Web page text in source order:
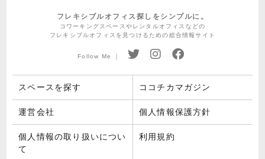
フレキシブルオフィス探しをシンプルに。
コワーキングスペースやレンタルオフィスなどの
フレキシブルオフィスを見つけるための総合情報サイト
Follow Me ｜
スペースを探す ココチカマガジン
運営会社 個人情報保護方針
個人情報の取り扱いについ
て
利用規約